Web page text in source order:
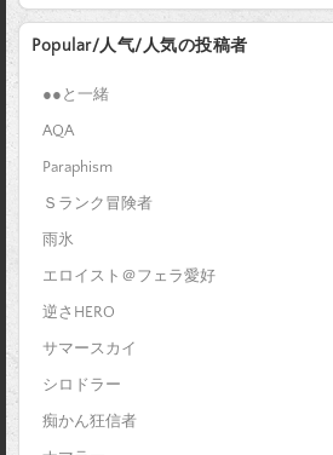
Popular/人气/人気の投稿者
●●と一緒
AQA
Paraphism
Ｓランク冒険者
雨氷
エロイスト＠フェラ愛好
逆さHERO
サマースカイ
シロドラー
痴かん狂信者